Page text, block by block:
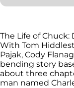
The Life of
With Tom
Pajak, Cody
bending story
about three
man named